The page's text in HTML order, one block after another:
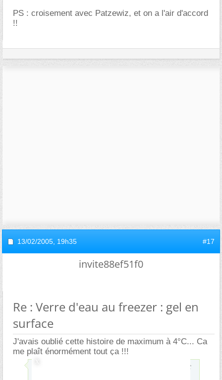
PS : croisement avec Patzewiz, et on a l'air d'accord
!!
13/02/2005, 19h35 #17
invite88ef51f0
Re : Verre d'eau au freezer : gel en
surface
J'avais oublié cette histoire de maximum à 4°C... Ca
me plaît énormément tout ça !!!
J'aurais tendance à dire que les amorces de gel se font